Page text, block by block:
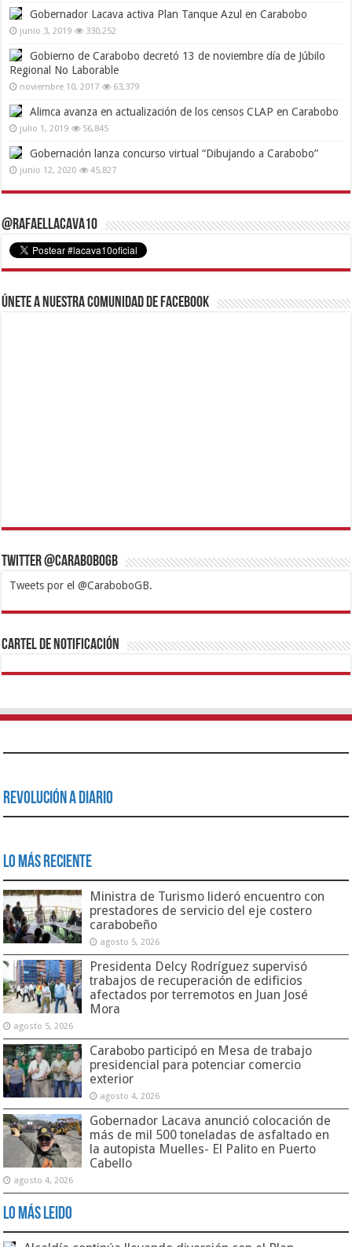
Gobernador Lacava activa Plan Tanque Azul en Carabobo
junio 3, 2019 330,252
Gobierno de Carabobo decretó 13 de noviembre día de Júbilo
Regional No Laborable
noviembre 10, 2017 63,379
Alimca avanza en actualización de los censos CLAP en Carabobo
julio 1, 2019 56,845
Gobernación lanza concurso virtual “Dibujando a Carabobo”
junio 12, 2020 45,827
@RafaelLacava10
Únete a nuestra comunidad de Facebook
Twitter @CaraboboGB
Tweets por el @CaraboboGB.
1xbetBetturkeyBetistKralbetSupertotobetTipobetMatadorbetMariobet
https://mvbcasino.com/
Cartel de Notificación
Revolución a Diario
Lo Más Reciente
Ministra de Turismo lideró encuentro con
prestadores de servicio del eje costero
carabobeño
agosto 5, 2026
Presidenta Delcy Rodríguez supervisó
trabajos de recuperación de edificios
afectados por terremotos en Juan José
Mora
agosto 5, 2026
Carabobo participó en Mesa de trabajo
presidencial para potenciar comercio
exterior
agosto 4, 2026
Gobernador Lacava anunció colocación de
más de mil 500 toneladas de asfaltado en
la autopista Muelles- El Palito en Puerto
Cabello
agosto 4, 2026
Lo Más Leido